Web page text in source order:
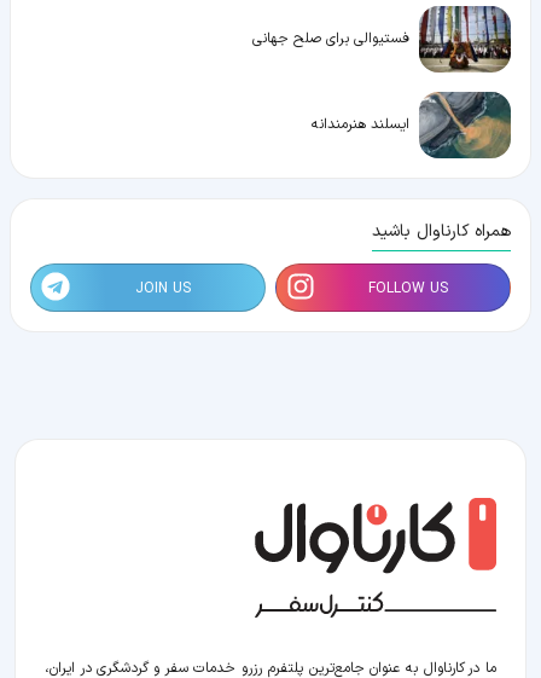
فستیوالی برای صلح جهانی
ایسلند هنرمندانه
همراه کارناوال باشید
FOLLOW US
JOIN US
ما در کارناوال به عنوان جامع‌ترین پلتفرم رزرو خدمات سفر و گردشگری در ایران،